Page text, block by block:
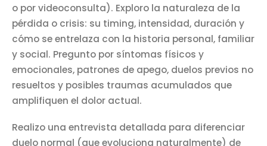
o por videoconsulta). Exploro la naturaleza de la
pérdida o crisis: su timing, intensidad, duración y
cómo se entrelaza con la historia personal, familiar
y social. Pregunto por síntomas físicos y
emocionales, patrones de apego, duelos previos no
resueltos y posibles traumas acumulados que
amplifiquen el dolor actual.
Realizo una entrevista detallada para diferenciar
duelo normal (que evoluciona naturalmente) de